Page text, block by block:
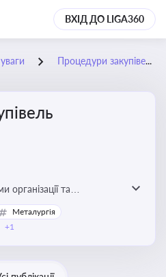
ВХІД ДО LIGA360
Процедури закупівель
організації та
робіт та послуг за
Металургія
+1